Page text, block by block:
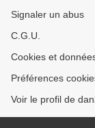
Signaler un abus
C.G.U.
Cookies et
Préférences
Voir le profil de